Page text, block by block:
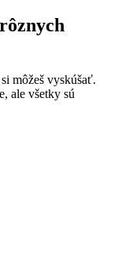
môžeš vyskúšať.
ale všetky sú